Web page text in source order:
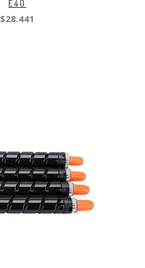
E40
$28.441